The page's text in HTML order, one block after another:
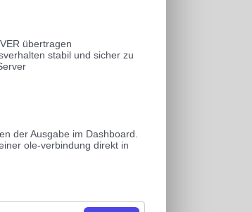
übertragen
stabil und sicher zu
der Ausgabe im Dashboard.
ole-verbindung direkt in